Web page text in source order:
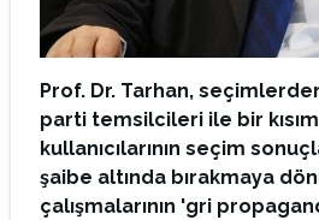
Prof. Dr. Tarhan,
parti temsilcileri ile bir
kullanıcılarının seçim
şaibe altında bırakmaya
çalışmalarının 'gri